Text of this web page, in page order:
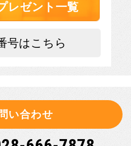
レゼント一覧
号はこちら
い合わせ